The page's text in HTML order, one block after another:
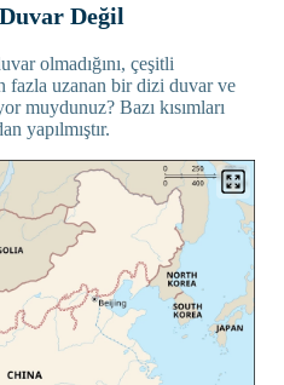
Değil
olmadığını, çeşitli
fazla uzanan bir dizi duvar ve
muydunuz? Bazı kısımları
yapılmıştır.